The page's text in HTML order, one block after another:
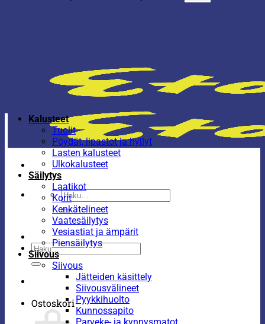
Etsi:
Etsi:
Ostoskori
Kalusteet
Tuolit
Pöydät, lipastot ja hyllyt
Lasten kalusteet
Ulkokalusteet
Säilytys
Laatikot
Korit
Kenkätelineet
Vaatesäilytys
Vesiastiat ja ämpärit
Piensäilytys
Siivous
Siivous
Jätteiden käsittely
Siivousvälineet
Pyykkihuolto
Kunnossapito